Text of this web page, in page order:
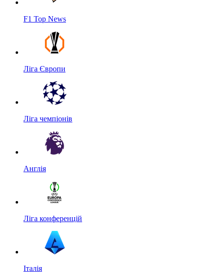
F1 Top News
Ліга Європи
Ліга чемпіонів
Англія
Ліга конференцій
Італія